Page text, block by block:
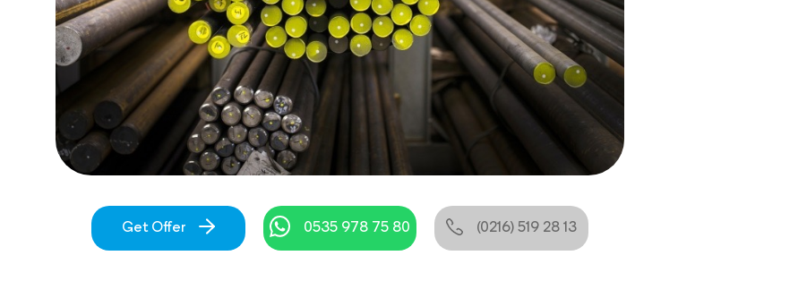
Get Offer 0535 978 75 80 (0216) 519 28 13